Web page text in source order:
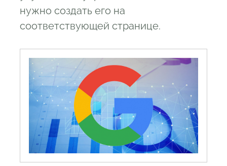
нужно создать его на
соответствующей странице.